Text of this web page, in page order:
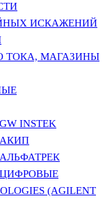
ИСКАЖЕНИЙ
ТОКА, МАГАЗИНЫ
INSTEK
(AGILENT